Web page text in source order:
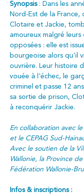
Synopsis : Dans les
Nord-Est de la France,
Clotaire et Jackie,
amoureux malgré leurs
opposées : elle est
bourgeoise alors qu'il
ouvrière. Leur histoire
vouée à l'échec, le
criminel et passe 12
sa sortie de prison,
à reconquérir Jackie.
En collaboration avec
et le CEPAG Sud-
Avec le soutien de la
Wallonie, la Province
Fédération Wallonie-
Infos & inscriptions :